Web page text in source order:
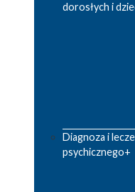
dorosłych i
Diagnoza i
psychicznego